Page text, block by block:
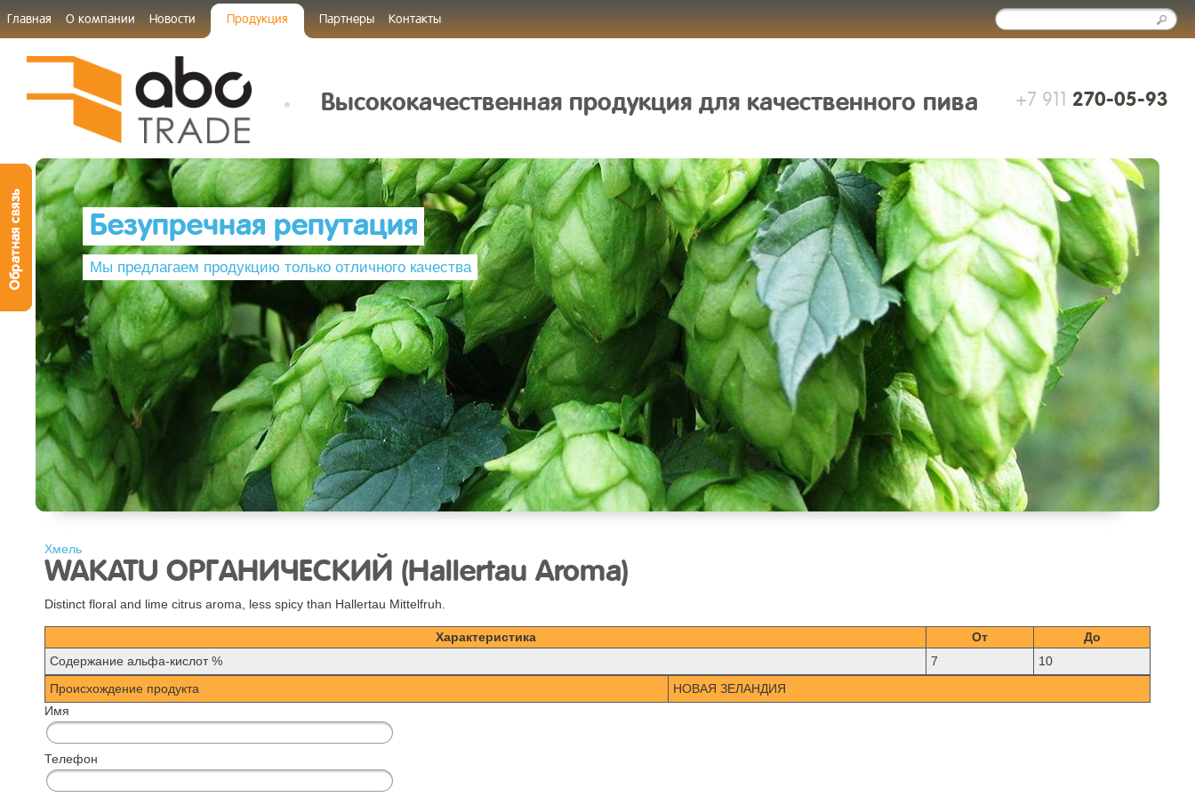
Главная О компании Новости Продукция Партнеры Контакты
Высококачественная продукция для качественного пива +7 911 270-05-93
Безупречная репутация
Мы предлагаем продукцию только отличного качества
Хмель
WAKATU ОРГАНИЧЕСКИЙ (Hallertau Aroma)
Distinct floral and lime citrus aroma, less spicy than Hallertau Mittelfruh.
Характеристика От
До
Содержание альфа-кислот %
7
10
Происхождение продукта
НОВАЯ ЗЕЛАНДИЯ
Имя
Телефон